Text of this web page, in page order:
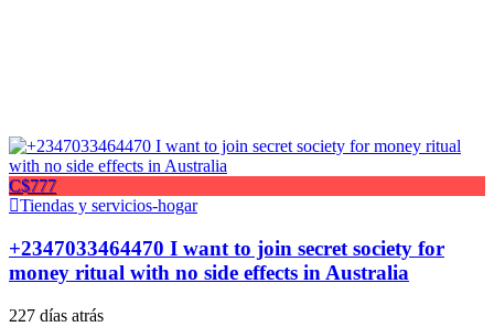
C$777
Tiendas y servicios-hogar
+2347033464470 I want to join secret society for
money ritual with no side effects in Australia
227 días atrás